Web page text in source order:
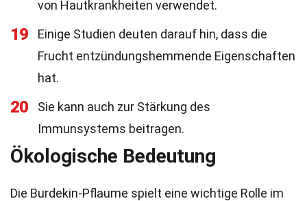
von Hautkrankheiten verwendet.
19
Einige Studien deuten darauf hin, dass die
Frucht entzündungshemmende Eigenschaften
hat.
20
Sie kann auch zur Stärkung des
Immunsystems beitragen.
Ökologische Bedeutung
Die Burdekin-Pflaume spielt eine wichtige Rolle im